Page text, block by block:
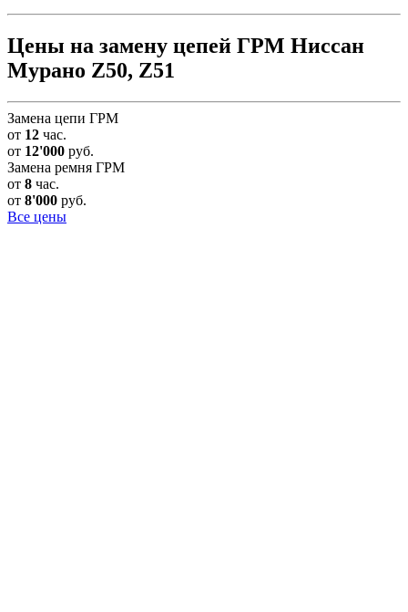
Цены на замену цепей ГРМ Ниссан
Мурано Z50, Z51
Замена цепи ГРМ
от 12 час.
от 12'000 руб.
Замена ремня ГРМ
от 8 час.
от 8'000 руб.
Все цены